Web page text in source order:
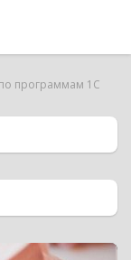
программам 1С